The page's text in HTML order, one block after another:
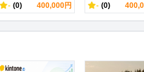
- (0) 400,000円 - (0)